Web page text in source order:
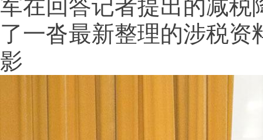
军在回答记者提出的减税
了一沓最新整理的涉税
影